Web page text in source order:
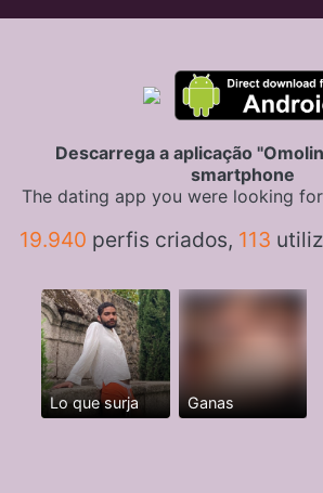
Descarrega a aplicação
smartphone
The dating app you were looking
19.940 perfis criados, 113
Lo que surja Ganas